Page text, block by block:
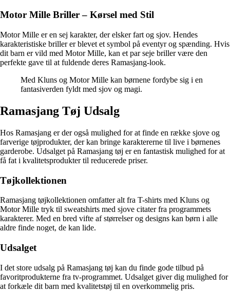
Motor Mille Briller – Kørsel med Stil
Motor Mille er en sej karakter, der elsker fart og sjov. Hendes
karakteristiske briller er blevet et symbol på eventyr og spænding. Hvis
dit barn er vild med Motor Mille, kan et par seje briller være den
perfekte gave til at fuldende deres Ramasjang-look.
Med Kluns og Motor Mille kan børnene fordybe sig i en
fantasiverden fyldt med sjov og magi.
Ramasjang Tøj Udsalg
Hos Ramasjang er der også mulighed for at finde en række sjove og
farverige tøjprodukter, der kan bringe karaktererne til live i børnenes
garderobe. Udsalget på Ramasjang tøj er en fantastisk mulighed for at
få fat i kvalitetsprodukter til reducerede priser.
Tøjkollektionen
Ramasjang tøjkollektionen omfatter alt fra T-shirts med Kluns og
Motor Mille tryk til sweatshirts med sjove citater fra programmets
karakterer. Med en bred vifte af størrelser og designs kan børn i alle
aldre finde noget, de kan lide.
Udsalget
I det store udsalg på Ramasjang tøj kan du finde gode tilbud på
favoritprodukterne fra tv-programmet. Udsalget giver dig mulighed for
at forkæle dit barn med kvalitetstøj til en overkommelig pris.